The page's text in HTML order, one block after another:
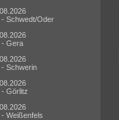
- Schwedt/Oder
- Gera
- Schwerin
- Görlitz
- Weißenfels